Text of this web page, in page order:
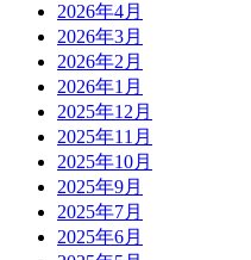
2026年4月
2026年3月
2026年2月
2026年1月
2025年12月
2025年11月
2025年10月
2025年9月
2025年7月
2025年6月